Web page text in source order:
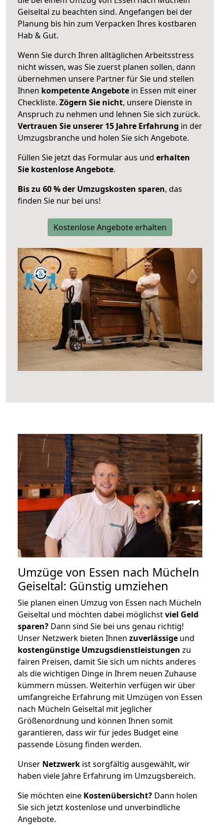
Geiseltal zu beachten sind. Angefangen bei der
Planung bis hin zum Verpacken Ihres kostbaren
Hab & Gut.
Wenn Sie durch Ihren alltäglichen Arbeitsstress
nicht wissen, was Sie zuerst planen sollen, dann
übernehmen unsere Partner für Sie und stellen
Ihnen kompetente Angebote in Essen mit einer
Checkliste. Zögern Sie nicht, unsere Dienste in
Anspruch zu nehmen und lehnen Sie sich zurück.
Vertrauen Sie unserer 15 Jahre Erfahrung in der
Umzugsbranche und holen Sie sich Angebote.
Füllen Sie jetzt das Formular aus und erhalten
Sie kostenlose Angebote.
Bis zu 60 % der Umzugskosten sparen, das
finden Sie nur bei uns!
Kostenlose Angebote erhalten
Umzüge von Essen nach Mücheln
Geiseltal: Günstig umziehen
Sie planen einen Umzug von Essen nach Mücheln
Geiseltal und möchten dabei möglichstviel Geld
sparen? Dann sind Sie bei uns genau richtig!
Unser Netzwerk bieten Ihnen zuverlässige und
kostengünstige Umzugsdienstleistungen zu
fairen Preisen, damit Sie sich um nichts anderes
als die wichtigen Dinge in Ihrem neuen Zuhause
kümmern müssen. Weiterhin verfügen wir über
umfangreiche Erfahrung mit Umzügen von Essen
nach Mücheln Geiseltal mit jeglicher
Größenordnung und können Ihnen somit
garantieren, dass wir für jedes Budget eine
passende Lösung finden werden.
Unser Netzwerk ist sorgfältig ausgewählt, wir
haben viele Jahre Erfahrung im Umzugsbereich.
Sie möchten eine Kostenübersicht? Dann holen
Sie sich jetzt kostenlose und unverbindliche
Angebote.